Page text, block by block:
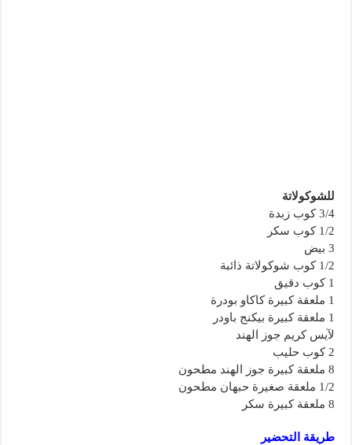
للشوكولاتة
3/4 ‏كوب زبدة
1/2 ‏كوب سكر
3 ‏بيض
1/2 ‏كوب شوكولاتة ذائبة
1 كوب دقيق
1 ‏ملعقة كبيرة كاكاو بودرة
1 ‏ملعقة كبيرة بيكنج باودر
‏لآيس كريم جوز الهند
2 ‏كوب حليب
8 ‏ملعقة كبيرة جوز الهند مطحون
1/2 ‏ملعقة صغيرة حبهان مطحون
8 ‏ملعقة كبيرة سكر
طريقة التحضير